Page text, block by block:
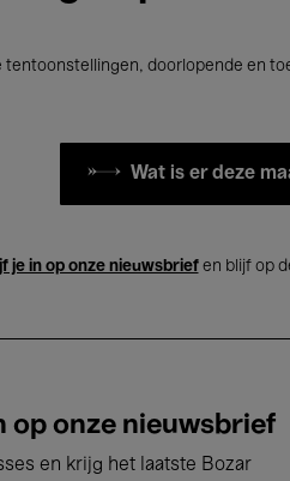
tentoonstellingen, doorlopende en
Wat is er deze
je in op onze nieuwsbriefen blijf op
op onze nieuwsbrief
en krijg het laatste Bozar